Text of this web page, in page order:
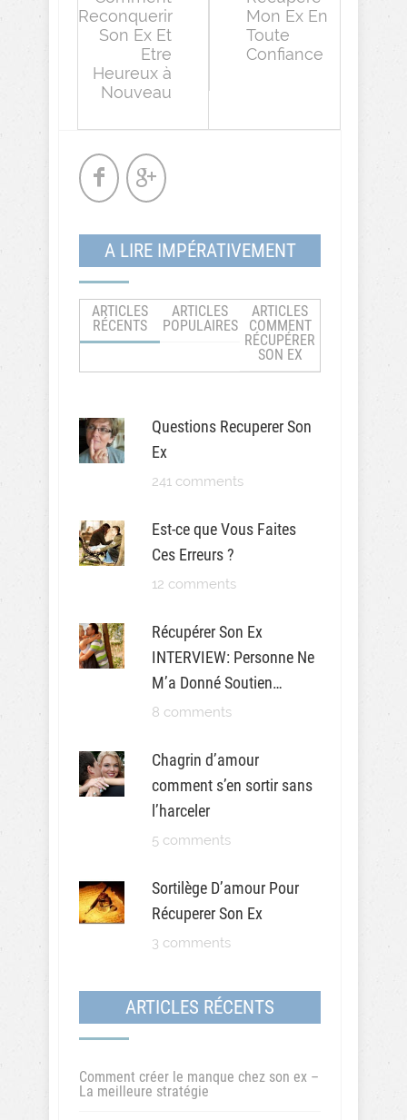
Reconquerir
Son Ex Et
Etre
Heureux à
Nouveau
Mon Ex En
Toute
Confiance
A LIRE IMPÉRATIVEMENT
ARTICLES
RÉCENTS
ARTICLES
POPULAIRES
ARTICLES
COMMENT
RÉCUPÉRER
SON EX
Questions Recuperer Son
Ex
241 comments
Est-ce que Vous Faites
Ces Erreurs ?
12 comments
Récupérer Son Ex
INTERVIEW: Personne Ne
M’a Donné Soutien…
8 comments
Chagrin d’amour
comment s’en sortir sans
l’harceler
5 comments
Sortilège D’amour Pour
Récuperer Son Ex
3 comments
ARTICLES RÉCENTS
Comment créer le manque chez son ex –
La meilleure stratégie